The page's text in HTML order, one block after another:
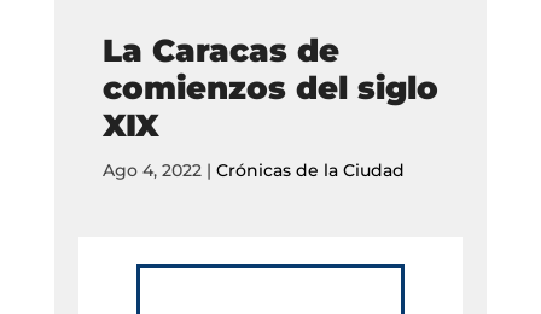
La Caracas de
comienzos del siglo
XIX
Ago 4, 2022| Crónicas de la Ciudad